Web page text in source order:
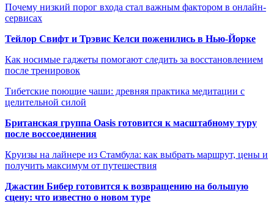
Почему низкий порог входа стал важным фактором в онлайн-
сервисах
Тейлор Свифт и Трэвис Келси поженились в Нью-Йорке
Как носимые гаджеты помогают следить за восстановлением
после тренировок
Тибетские поющие чаши: древняя практика медитации с
целительной силой
Британская группа Oasis готовится к масштабному туру
после воссоединения
Круизы на лайнере из Стамбула: как выбрать маршрут, цены и
получить максимум от путешествия
Джастин Бибер готовится к возвращению на большую
сцену: что известно о новом туре